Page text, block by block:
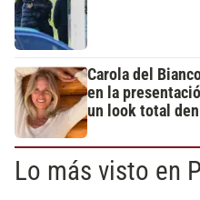
Carola del
en la
un look total
Lo más visto en